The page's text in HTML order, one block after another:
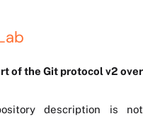
of the Git protocol v2 over
description is not